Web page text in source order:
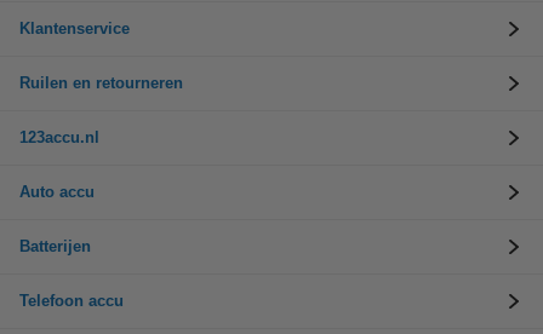
Klantenservice
Ruilen en retourneren
123accu.nl
Auto accu
Batterijen
Telefoon accu